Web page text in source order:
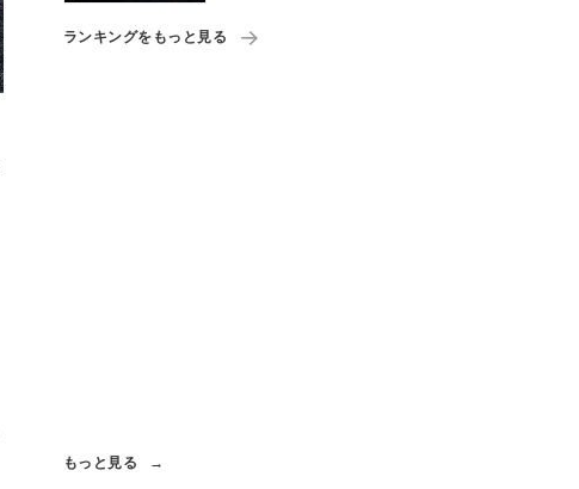
ランキングをもっと見る
もっと見る